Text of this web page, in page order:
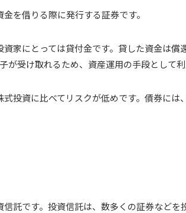
を借りる際に発行する証券です。
家にとっては貸付金です。貸した資金は償
が受け取れるため、資産運用の手段として利
投資に比べてリスクが低めです。債券には
託です。投資信託は、数多くの証券などを